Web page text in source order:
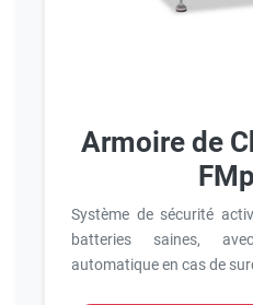
Armoire de
Système de sécurité
batteries saines,
automatique en cas de